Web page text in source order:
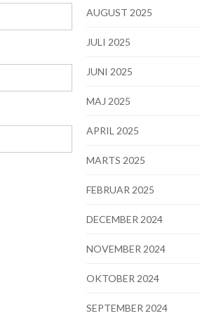
AUGUST 2025
JULI 2025
JUNI 2025
MAJ 2025
APRIL 2025
MARTS 2025
FEBRUAR 2025
DECEMBER 2024
NOVEMBER 2024
OKTOBER 2024
SEPTEMBER 2024